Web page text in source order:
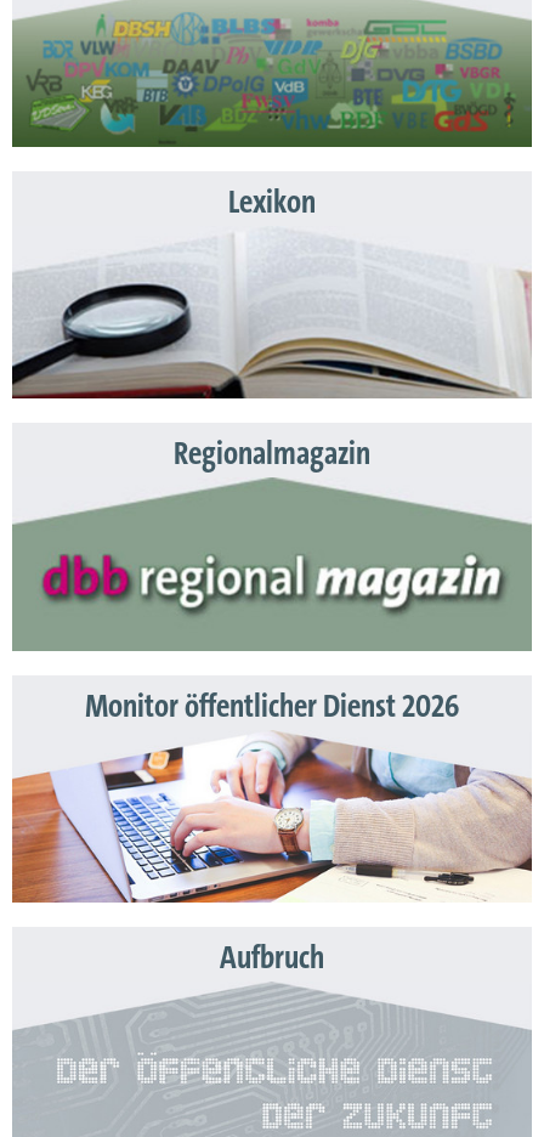
Lexikon
Regionalmagazin
Monitor öffentlicher Dienst 2026
Aufbruch